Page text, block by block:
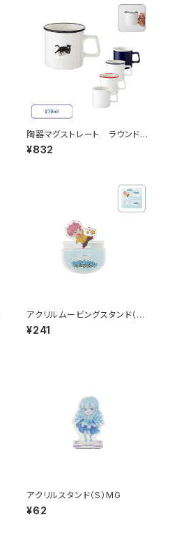
陶器マグストレート ラウンドリ
ップ MG
¥832
アクリルムービングスタンド（M）
MG
¥241
アクリルスタンド（S）MG
¥62